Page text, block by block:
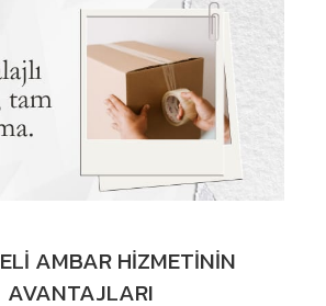
AMBAR HIZMETININ
AVANTAJLARI